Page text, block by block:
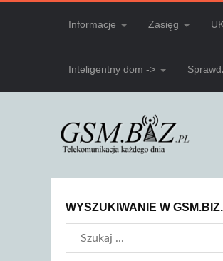
Informacje Zasięg
Inteligentny dom ->
WYSZUKIWANIE W